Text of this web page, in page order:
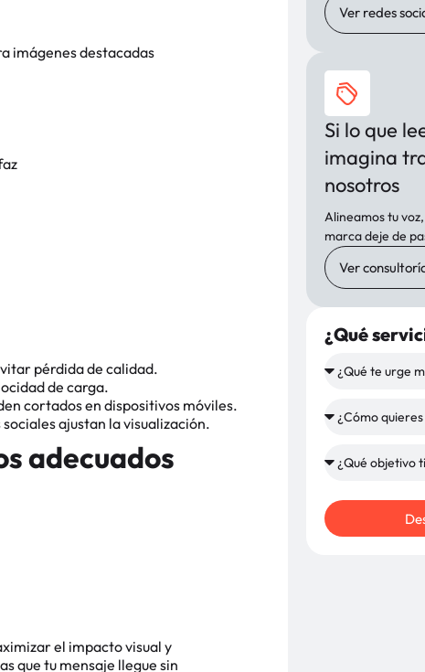
imágenes destacadas
pérdida de calidad.
de carga.
cortados en dispositivos móviles.
ajustan la visualización.
adecuados
el impacto visual y
que tu mensaje llegue sin
Ver redes
Si lo que
imagina
nosotros
Alineamos tu
marca deje de
Ver
¿Qué